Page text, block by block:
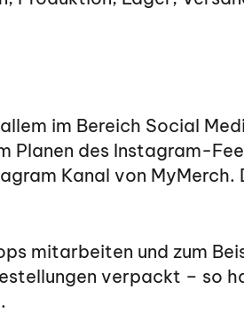
im Bereich Social
Planen des Instagram-
Kanal von
mitarbeiten und zum
verpackt – so